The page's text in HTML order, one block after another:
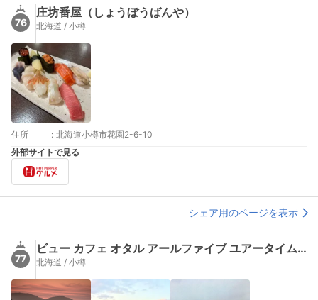
76
庄坊番屋（しょうぼうばんや）
北海道 / 小樽
住所 : 北海道小樽市花園2-6-10
外部サイトで見る
シェア用のページを表示
77
ビュー カフェ オタル アールファイブ ユアータイム（View Cafe OTARU R5 YOUR TIME）
北海道 / 小樽